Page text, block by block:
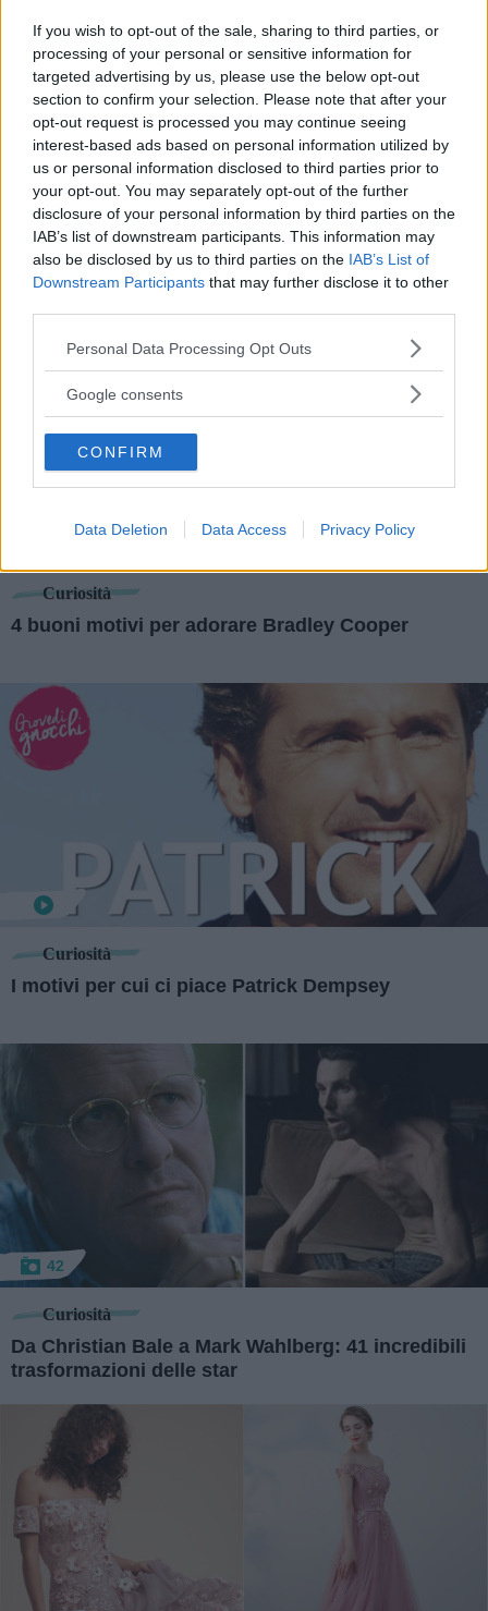
If you wish to opt-out of the sale, sharing to third parties, or
processing of your personal or sensitive information for
targeted advertising by us, please use the below opt-out
section to confirm your selection. Please note that after your
opt-out request is processed you may continue seeing
interest-based ads based on personal information utilized by
us or personal information disclosed to third parties prior to
your opt-out. You may separately opt-out of the further
disclosure of your personal information by third parties on the
IAB’s list of downstream participants. This information may
also be disclosed by us to third parties on the IAB’s List of
Downstream Participants that may further disclose it to other
Please note that this website/app uses one or more Google
not limited to your visit or usage behaviour. You may click to
use your data for below specified purposes in below Google
consent section.
Personal Data Processing Opt Outs
Google consents
CONFIRM
Data Deletion Data Access Privacy Policy
Donne E...
Donne e buoni propositi
Curiosità
4 buoni motivi per adorare Bradley Cooper
Curiosità
I motivi per cui ci piace Patrick Dempsey
42
Curiosità
Da Christian Bale a Mark Wahlberg: 41 incredibili
trasformazioni delle star